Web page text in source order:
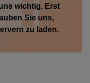
wichtig. Erst
Sie uns,
zu laden.